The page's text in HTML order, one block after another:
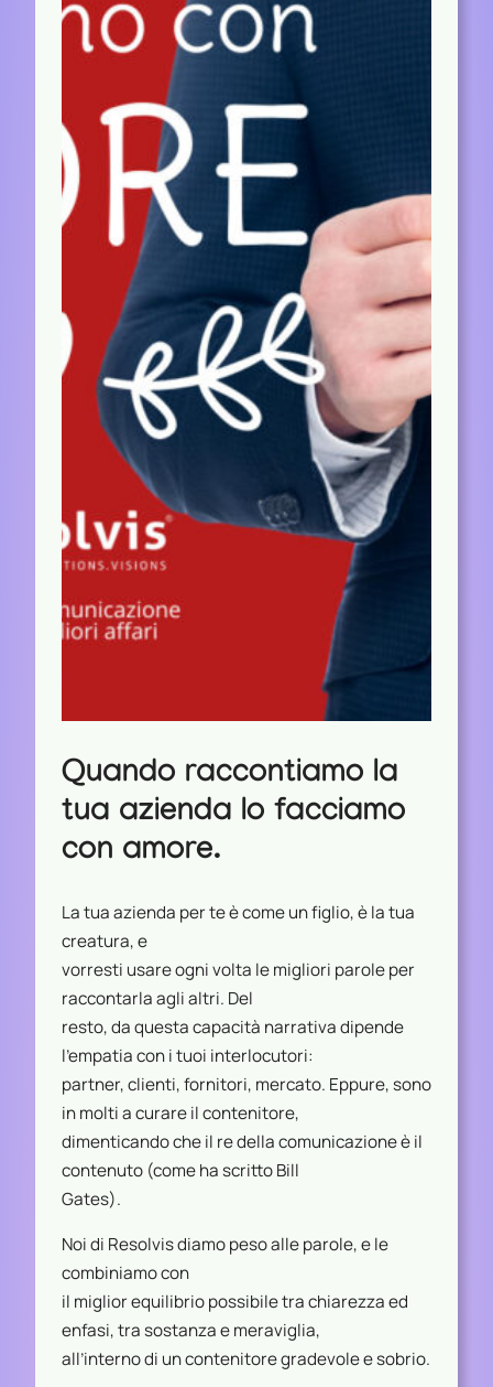
Quando raccontiamo la
tua azienda lo facciamo
con amore.
La tua azienda per te è come un figlio, è la tua
creatura, e
vorresti usare ogni volta le migliori parole per
raccontarla agli altri. Del
resto, da questa capacità narrativa dipende
l’empatia con i tuoi interlocutori:
partner, clienti, fornitori, mercato. Eppure, sono
in molti a curare il contenitore,
dimenticando che il re della comunicazione è il
contenuto (come ha scritto Bill
Gates).
Noi di Resolvis diamo peso alle parole, e le
combiniamo con
il miglior equilibrio possibile tra chiarezza ed
enfasi, tra sostanza e meraviglia,
all’interno di un contenitore gradevole e sobrio.